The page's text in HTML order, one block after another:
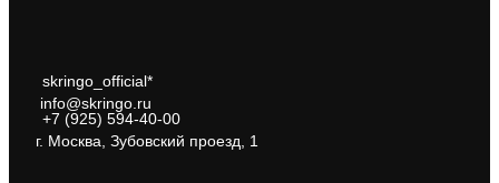
skringo_official*
info@skringo.ru
+7 (925) 594-40-00
г. Москва, Зубовский проезд, 1